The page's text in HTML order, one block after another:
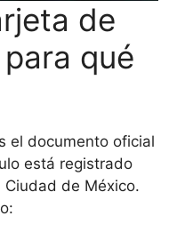
de
qué
el documento oficial
está registrado
de México.